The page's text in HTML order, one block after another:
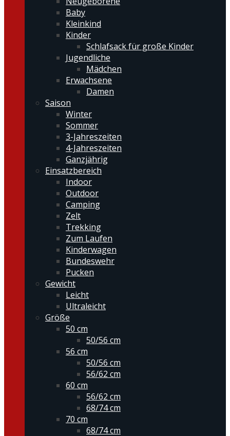
Baby
Kleinkind
Kinder
Schlafsack für große Kinder
Jugendliche
Mädchen
Erwachsene
Damen
Saison
Winter
Sommer
3-Jahreszeiten
4-Jahreszeiten
Ganzjährig
Einsatzbereich
Indoor
Outdoor
Camping
Zelt
Trekking
Zum Laufen
Kinderwagen
Bundeswehr
Pucken
Gewicht
Leicht
Ultraleicht
Größe
50 cm
50/56 cm
56 cm
50/56 cm
56/62 cm
60 cm
56/62 cm
68/74 cm
70 cm
68/74 cm